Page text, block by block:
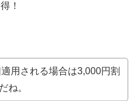
！
用される場合は3,000円割
ね。